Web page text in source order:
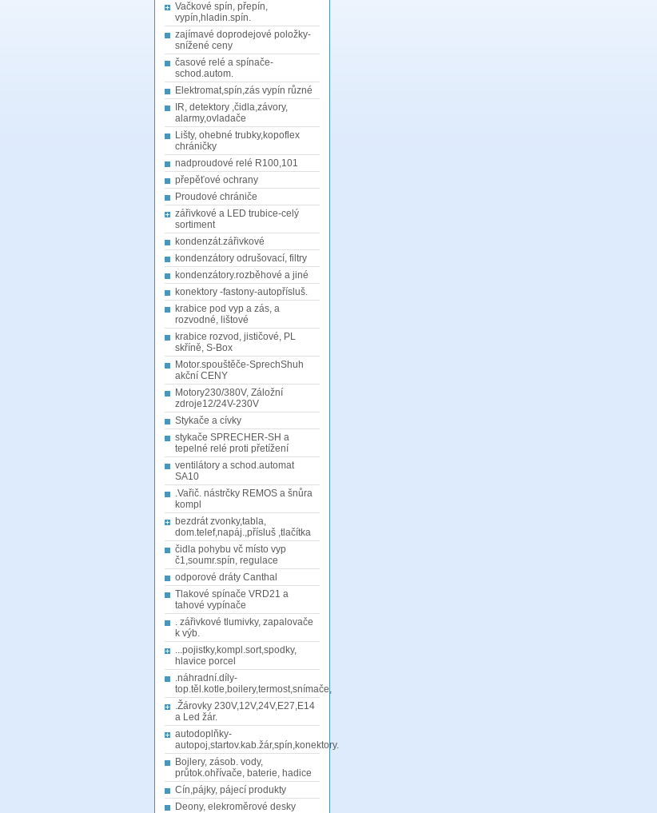
Vačkové spín, přepín,
vypín,hladin.spín.
zajímavé doprodejové položky-
snížené ceny
časové relé a spínače-
schod.autom.
Elektromat,spín,zás vypín různé
IR, detektory ,čidla,závory,
alarmy,ovladače
Lišty, ohebné trubky,kopoflex
chráničky
nadproudové relé R100,101
přepěťové ochrany
Proudové chrániče
zářivkové a LED trubice-celý
sortiment
kondenzát.zářivkové
kondenzátory odrušovací, filtry
kondenzátory.rozběhové a jiné
konektory -fastony-autopřísluš.
krabice pod vyp a zás, a
rozvodné, lištové
krabice rozvod, jističové, PL
skříně, S-Box
Motor.spouštěče-SprechShuh
akční CENY
Motory230/380V, Záložní
zdroje12/24V-230V
Stykače a cívky
stykače SPRECHER-SH a
tepelné relé proti přetížení
ventilátory a schod.automat
SA10
.Vařič. nástrčky REMOS a šnůra
kompl
bezdrát zvonky,tabla,
dom.telef,napáj.,přísluš ,tlačítka
čidla pohybu vč místo vyp
č1,soumr.spín, regulace
odporové dráty Canthal
Tlakové spínače VRD21 a
tahové vypínače
. zářivkové tlumivky, zapalovače
k výb.
...pojistky,kompl.sort,spodky,
hlavice porcel
.náhradní.díly-
top.těl.kotle,boilery,termost,snímače,
.Žárovky 230V,12V,24V,E27,E14
a Led žár.
autodoplňky-
autopoj,startov.kab.žár,spín,konektory.
Bojlery, zásob. vody,
průtok.ohřívače, baterie, hadice
Cín,pájky, pájecí produkty
Deony, elekroměrové desky